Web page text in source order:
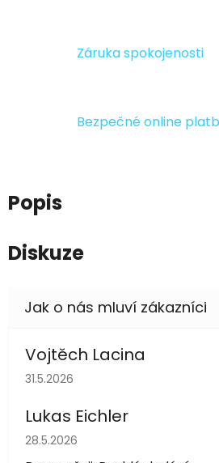
Záruka spokojenosti
Bezpečné online
Popis
Diskuze
Vojtěch Lacina
Hodnocení obchodu je 5 z 5
31.5.2026
Lukas Eichler
Hodnocení obchodu je 5 z 5
28.5.2026